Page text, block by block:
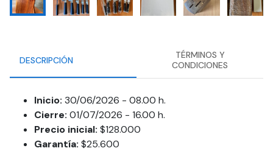
DESCRIPCIÓN
TÉRMINOS Y
CONDICIONES
Inicio: 30/06/2026 - 08.00 h.
Cierre: 01/07/2026 - 16.00 h.
Precio inicial: $128.000
Garantía: $25.600